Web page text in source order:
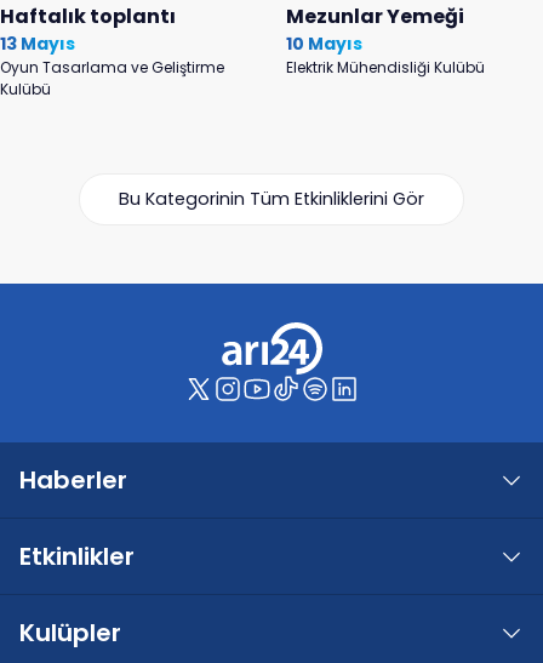
Haftalık toplantı
13 Mayıs
Oyun Tasarlama ve Geliştirme
Kulübü
Mezunlar Yemeği
10 Mayıs
Elektrik Mühendisliği Kulübü
Bu Kategorinin Tüm Etkinliklerini Gör
Haberler
Etkinlikler
Kulüpler